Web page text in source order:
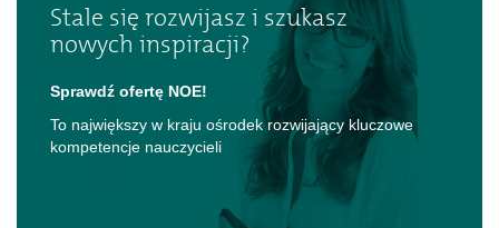
Stale się rozwijasz i szukasz
nowych inspiracji?
Sprawdź ofertę NOE!
To największy w kraju ośrodek rozwijający kluczowe
kompetencje nauczycieli